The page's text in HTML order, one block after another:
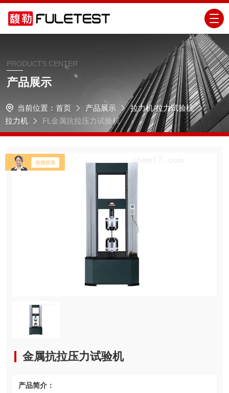
PRODUCTS CENTER
产品展示
当前位置： 首页 产品展示
拉力机/拉力试验机
拉力机
FL金属抗拉压力试验机
金属抗拉压力试验机
产品简介：